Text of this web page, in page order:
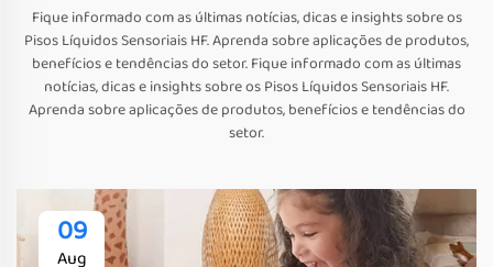
Fique informado com as últimas notícias, dicas e insights sobre os
Pisos Líquidos Sensoriais HF. Aprenda sobre aplicações de produtos,
benefícios e tendências do setor. Fique informado com as últimas
notícias, dicas e insights sobre os Pisos Líquidos Sensoriais HF.
Aprenda sobre aplicações de produtos, benefícios e tendências do
setor.
09
Aug